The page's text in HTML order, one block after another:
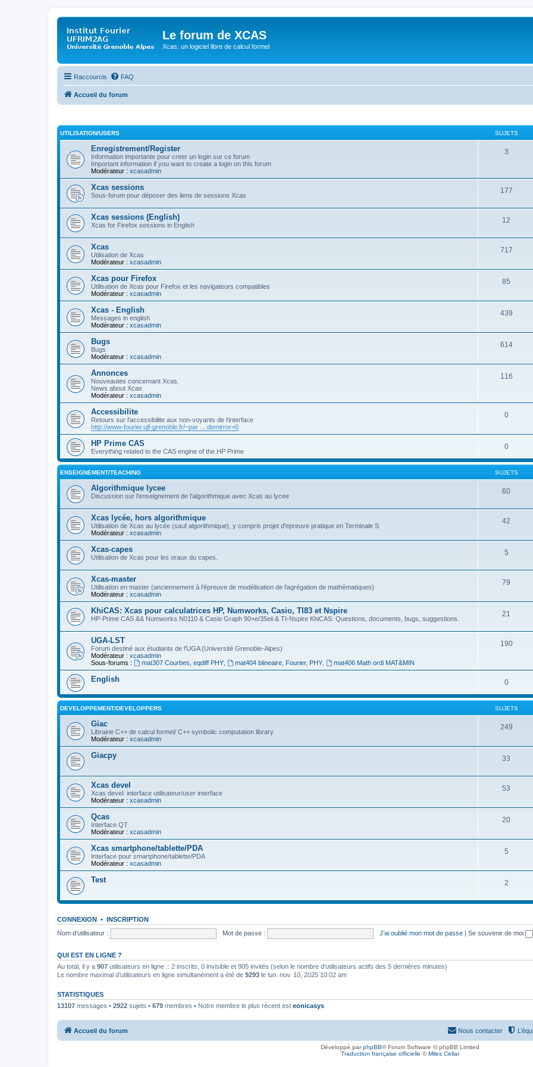
Le forum de XCAS
Xcas: un logiciel libre de calcul formel
Raccourcis FAQ
Accueil du forum
UTILISATION/USERS SUJETS
Enregistrement/Register
Information importante pour creer un login sur ce forum
Important information if you want to create a login on this forum
Modérateur : xcasadmin
3
Xcas sessions
Sous-forum pour déposer des liens de sessions Xcas
177
Xcas sessions (English)
Xcas for Firefox sessions in English
12
Xcas
Utilisation de Xcas
Modérateur : xcasadmin
717
Xcas pour Firefox
Utilisation de Xcas pour Firefox et les navigateurs compatibles
Modérateur : xcasadmin
85
Xcas - English
Messages in english
Modérateur : xcasadmin
439
Bugs
Bugs
Modérateur : xcasadmin
614
Annonces
Nouveautes concernant Xcas.
News about Xcas
Modérateur : xcasadmin
116
Accessibilite
Retours sur l'accessibilite aux non-voyants de l'interface
http://www-fourier.ujf-grenoble.fr/~par ... demirror=0
0
HP Prime CAS
Everything related to the CAS engine of the HP Prime
0
ENSEIGNEMENT/TEACHING SUJETS
Algorithmique lycee
Discussion sur l'enseignement de l'algorithmique avec Xcas au lycee
60
Xcas lycée, hors algorithmique
Utilisation de Xcas au lycée (sauf algorithmique), y compris projet d'epreuve pratique en Terminale S
Modérateur : xcasadmin
42
Xcas-capes
Utilisation de Xcas pour les oraux du capes.
5
Xcas-master
Utilisation en master (anciennement à l'épreuve de modélisation de l'agrégation de mathématiques)
Modérateur : xcasadmin
79
KhiCAS: Xcas pour calculatrices HP, Numworks, Casio, TI83 et Nspire
HP-Prime CAS && Numworks N0110 & Casio Graph 90+e/35eii & TI-Nspire KhiCAS: Questions, documents, bugs, suggestions.
21
UGA-LST
Forum destiné aux étudiants de l'UGA (Université Grenoble-Alpes)
Modérateur : xcasadmin
Sous-forums :
mat307 Courbes, eqdiff PHY, mat404 blineaire, Fourier, PHY, mat406 Math ordi MAT&MIN
190
English 0
DEVELOPPEMENT/DEVELOPPERS SUJETS
Giac
Librairie C++ de calcul formel/ C++ symbolic computation library
Modérateur : xcasadmin
249
Giacpy 33
Xcas devel
Xcas devel: interface utilisateur/user interface
Modérateur : xcasadmin
53
Qcas
Interface QT
Modérateur : xcasadmin
20
Xcas smartphone/tablette/PDA
Interface pour smartphone/tablette/PDA
Modérateur : xcasadmin
5
Test 2
CONNEXION • INSCRIPTION
Nom d’utilisateur :
Mot de passe : J’ai oublié mon mot de passe | Se souvenir de moi
QUI EST EN LIGNE ?
Au total, il y a 907 utilisateurs en ligne :: 2 inscrits, 0 invisible et 905 invités (selon le nombre d’utilisateurs actifs des 5 dernières minutes)
Le nombre maximal d’utilisateurs en ligne simultanément a été de 9293 le lun. nov. 10, 2025 10:02 am
STATISTIQUES
13107 messages • 2922 sujets • 679 membres • Notre membre le plus récent est eonicasys
Accueil du forum Nous contacter
Développé parphpBB® Forum Software © phpBB Limited
Traduction française officielle ©Miles Cellar